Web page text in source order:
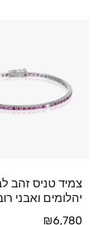
צמיד טניס זהב
יהלומים ואבני
₪6,780